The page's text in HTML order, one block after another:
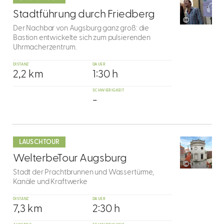
8
Stadtführung durch Friedberg
©
Der Nachbar von Augsburg ganz groß: die
Bastion entwickelte sich zum pulsierenden
Uhrmacherzentrum.
DISTANZ
2,2 km
DAUER
1:30 h
SCHWIERIGKEIT
-
LAUSCHTOUR
9
WelterbeTour Augsburg
©
Stadt der Prachtbrunnen und Wassertürme,
Kanäle und Kraftwerke
DISTANZ
7,3 km
DAUER
2:30 h
dazu